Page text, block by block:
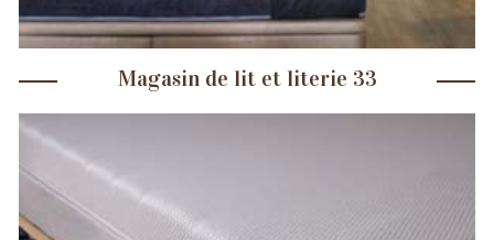
Magasin de lit et literie 33